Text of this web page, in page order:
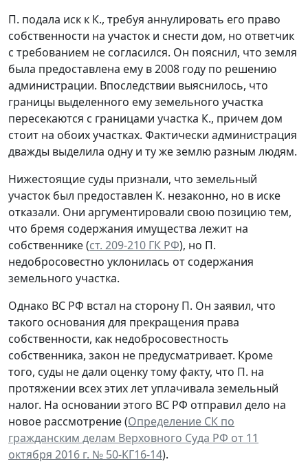
П. подала иск к К., требуя аннулировать его право
собственности на участок и снести дом, но ответчик
с требованием не согласился. Он пояснил, что земля
была предоставлена ему в 2008 году по решению
администрации. Впоследствии выяснилось, что
границы выделенного ему земельного участка
пересекаются с границами участка К., причем дом
стоит на обоих участках. Фактически администрация
дважды выделила одну и ту же землю разным людям.
Нижестоящие суды признали, что земельный
участок был предоставлен К. незаконно, но в иске
отказали. Они аргументировали свою позицию тем,
что бремя содержания имущества лежит на
собственнике (ст. 209-210 ГК РФ), но П.
недобросовестно уклонилась от содержания
земельного участка.
Однако ВС РФ встал на сторону П. Он заявил, что
такого основания для прекращения права
собственности, как недобросовестность
собственника, закон не предусматривает. Кроме
того, суды не дали оценку тому факту, что П. на
протяжении всех этих лет уплачивала земельный
налог. На основании этого ВС РФ отправил дело на
новое рассмотрение (Определение СК по
гражданским делам Верховного Суда РФ от 11
октября 2016 г. № 50-КГ16-14).